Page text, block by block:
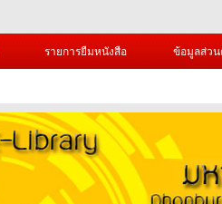
รายการยืมหนังสือ ข้อมูลส่ว